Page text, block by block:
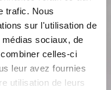
trafic. Nous
sur l'utilisation de
sociaux, de
celles-ci
leur avez fournies
utilisation de leurs